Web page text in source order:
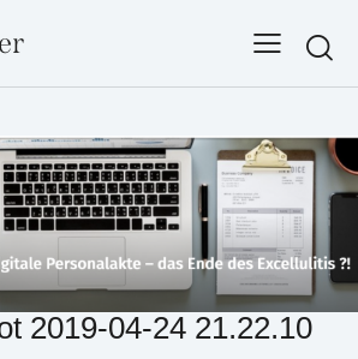
2019-04-24 21.22.10